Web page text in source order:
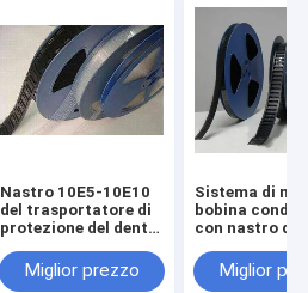
Nastro 10E5-10E10
del trasportatore di
protezione del dente
Miglior prezzo
Sistema di
bobina
con nastro di
Dimensioni
accurate,
Miglior